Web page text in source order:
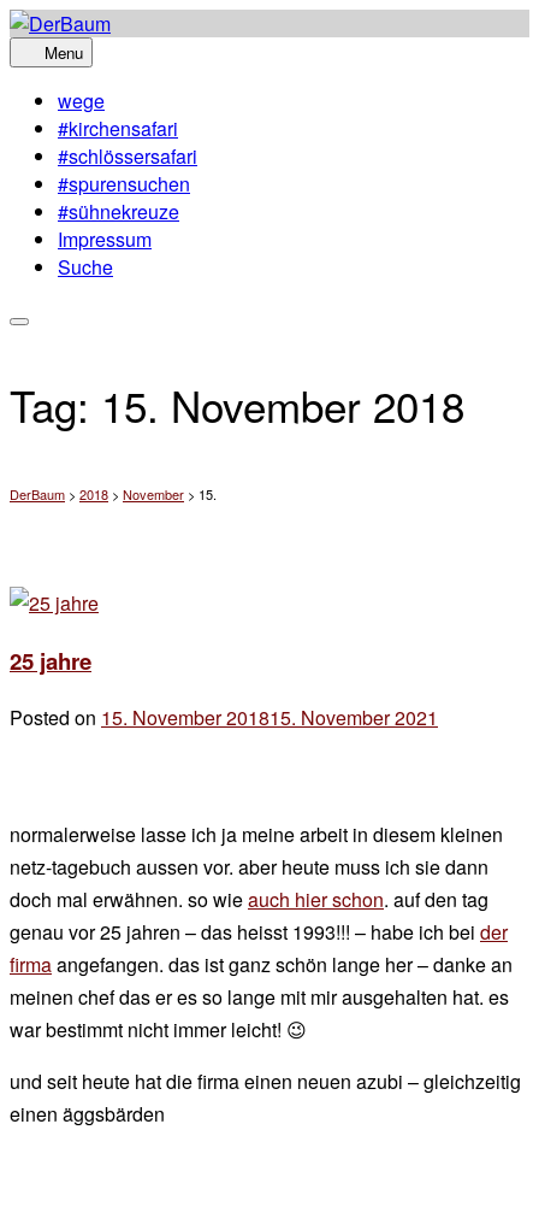
Skip
to
Menu
wege
#kirchensafari
#schlössersafari
#spurensuchen
#sühnekreuze
Impressum
Suche
Tag: 15. November 2018
DerBaum > 2018 > November > 15.
25 jahre
Posted on 15. November 201815. November 2021
normalerweise lasse ich ja meine arbeit in diesem kleinen
netz-tagebuch aussen vor. aber heute muss ich sie dann
doch mal erwähnen. so wieauch hier schon. auf den tag
genau vor 25 jahren – das heisst 1993!!! – habe ich bei der
firmaangefangen. das ist ganz schön lange her – danke an
meinen chef das er es so lange mit mir ausgehalten hat. es
war bestimmt nicht immer leicht! 😉
und seit heute hat die firma einen neuen azubi – gleichzeitig
einen äggsbärden